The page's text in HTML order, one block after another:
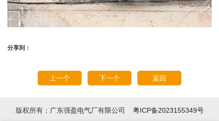
分享到：
上一个 下一个 返回
版权所有：广东强盈电气厂有限公司 粤ICP备2023155349号